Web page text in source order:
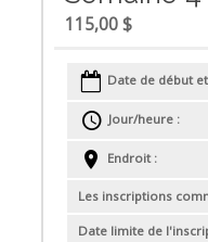
115,00 $
Date de début
Jour/heure :
Endroit :
Les inscriptions
Date limite de